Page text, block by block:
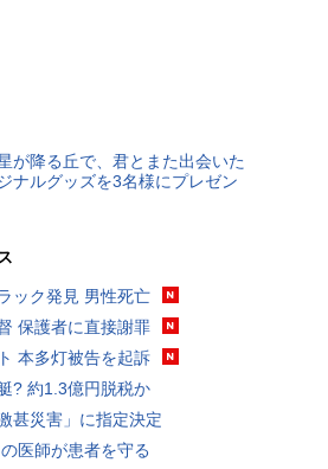
が降る丘で、君とまた出会いた
ナルグッズを3名様にプレゼン
ック発見 男性死亡
保護者に直接謝罪
本多灯被告を起訴
? 約1.3億円脱税か
甚災害」に指定決定
医師が患者を守る